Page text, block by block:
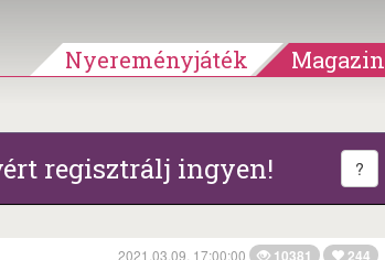
Nyereményjáték Magazin
regisztrálj ingyen! ?
2021.03.09. 17:00:00 10381 244